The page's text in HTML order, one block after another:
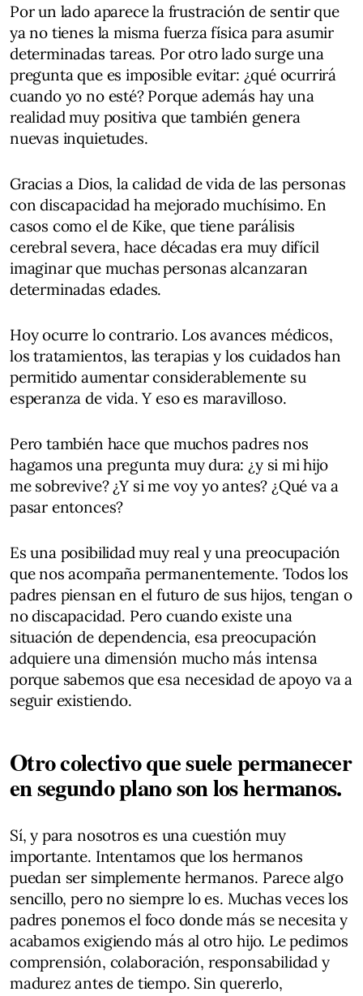
Por un lado aparece la frustración de sentir que
ya no tienes la misma fuerza física para asumir
determinadas tareas. Por otro lado surge una
pregunta que es imposible evitar: ¿qué ocurrirá
cuando yo no esté? Porque además hay una
realidad muy positiva que también genera
nuevas inquietudes.
Gracias a Dios, la calidad de vida de las personas
con discapacidad ha mejorado muchísimo. En
casos como el de Kike, que tiene parálisis
cerebral severa, hace décadas era muy difícil
imaginar que muchas personas alcanzaran
determinadas edades.
Hoy ocurre lo contrario. Los avances médicos,
los tratamientos, las terapias y los cuidados han
permitido aumentar considerablemente su
esperanza de vida. Y eso es maravilloso.
Pero también hace que muchos padres nos
hagamos una pregunta muy dura: ¿y si mi hijo
me sobrevive? ¿Y si me voy yo antes? ¿Qué va a
pasar entonces?
Es una posibilidad muy real y una preocupación
que nos acompaña permanentemente. Todos los
padres piensan en el futuro de sus hijos, tengan o
no discapacidad. Pero cuando existe una
situación de dependencia, esa preocupación
adquiere una dimensión mucho más intensa
porque sabemos que esa necesidad de apoyo va a
seguir existiendo.
Otro colectivo que suele permanecer
en segundo plano son los hermanos.
Sí, y para nosotros es una cuestión muy
importante. Intentamos que los hermanos
puedan ser simplemente hermanos. Parece algo
sencillo, pero no siempre lo es. Muchas veces los
padres ponemos el foco donde más se necesita y
acabamos exigiendo más al otro hijo. Le pedimos
comprensión, colaboración, responsabilidad y
madurez antes de tiempo. Sin quererlo,